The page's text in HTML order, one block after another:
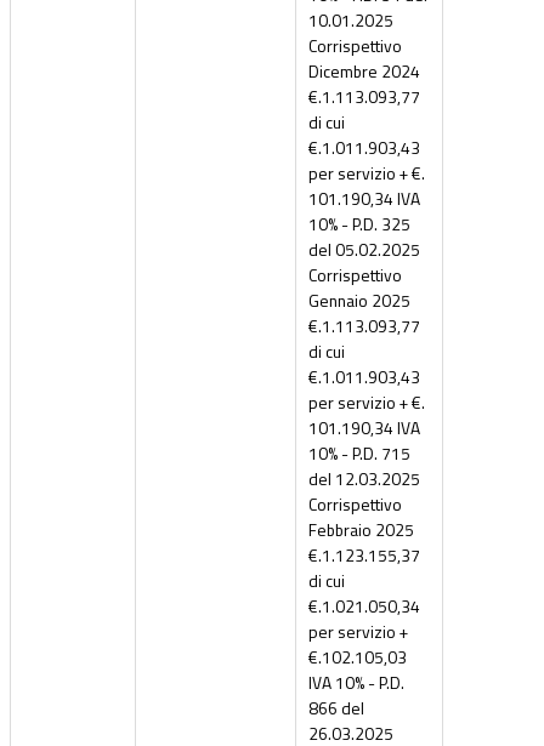
10.01.2025
Corrispettivo
Dicembre 2024
€.1.113.093,77
di cui
€.1.011.903,43
per servizio + €.
101.190,34 IVA
10% - P.D. 325
del 05.02.2025
Corrispettivo
Gennaio 2025
€.1.113.093,77
di cui
€.1.011.903,43
per servizio + €.
101.190,34 IVA
10% - P.D. 715
del 12.03.2025
Corrispettivo
Febbraio 2025
€.1.123.155,37
di cui
€.1.021.050,34
per servizio +
€.102.105,03
IVA 10% - P.D.
866 del
26.03.2025